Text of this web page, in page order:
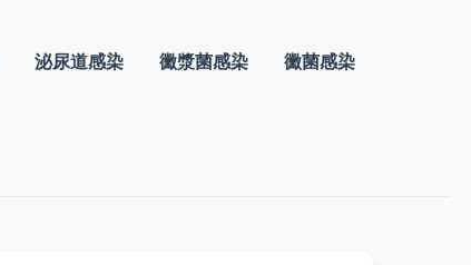
泌尿道感染 黴漿菌感染 黴菌感染